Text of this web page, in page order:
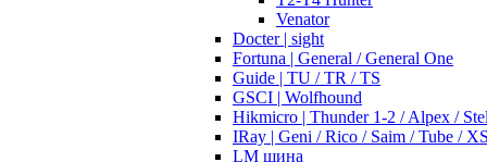
Venator
Docter | sight
Fortuna | General / General One
Guide | TU / TR / TS
GSCI | Wolfhound
Hikmicro | Thunder 1-2 / Alpex /
IRay | Geni / Rico / Saim / Tube /
LM шина